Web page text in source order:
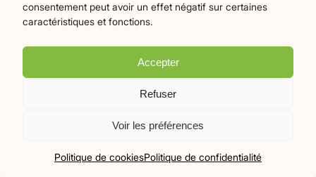
consentement peut avoir un effet négatif sur certaines
caractéristiques et fonctions.
Accepter
Refuser
Voir les préférences
Politique de cookiesPolitique de confidentialité
La parole à nos lecteurs1 Nature et écologie75 Santé
sport27 Tourisme 19
Mentions légales
© 2026 Le Mille-Pattes - Tous droits réservés